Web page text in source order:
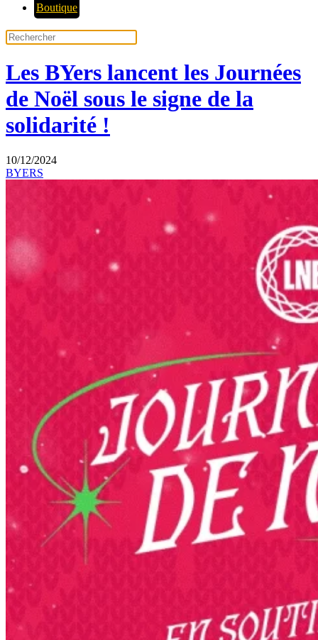
Boutique
Les BYers lancent les Journées
de Noël sous le signe de la
solidarité !
10/12/2024
BYERS